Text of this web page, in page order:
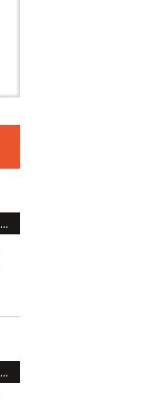
VENTASSO, SÌ ALLA CITTADINANZA ONORARIA A IVA ZANICCHI. MA BARGIACCHI: “È DI PESSIMO GUSTO”
VENTASSO, SÌ ALLA CITTADINANZA ONORARIA A IVA ZANICCHI. MA BARGIACCHI: “È DI PESSIMO GUSTO”